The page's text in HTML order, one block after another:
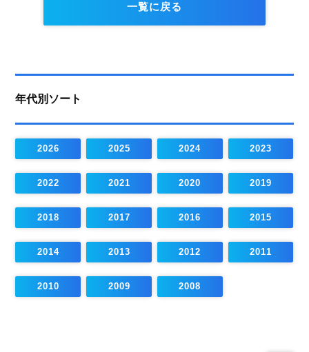
一覧に戻る
年代別ソート
2026 2025 2024 2023
2022 2021 2020 2019
2018 2017 2016 2015
2014 2013 2012 2011
2010 2009 2008